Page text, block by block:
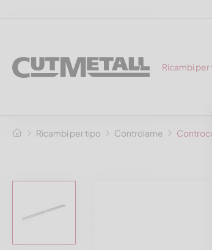
Ricambi per
Ricambi per tipo Controlame